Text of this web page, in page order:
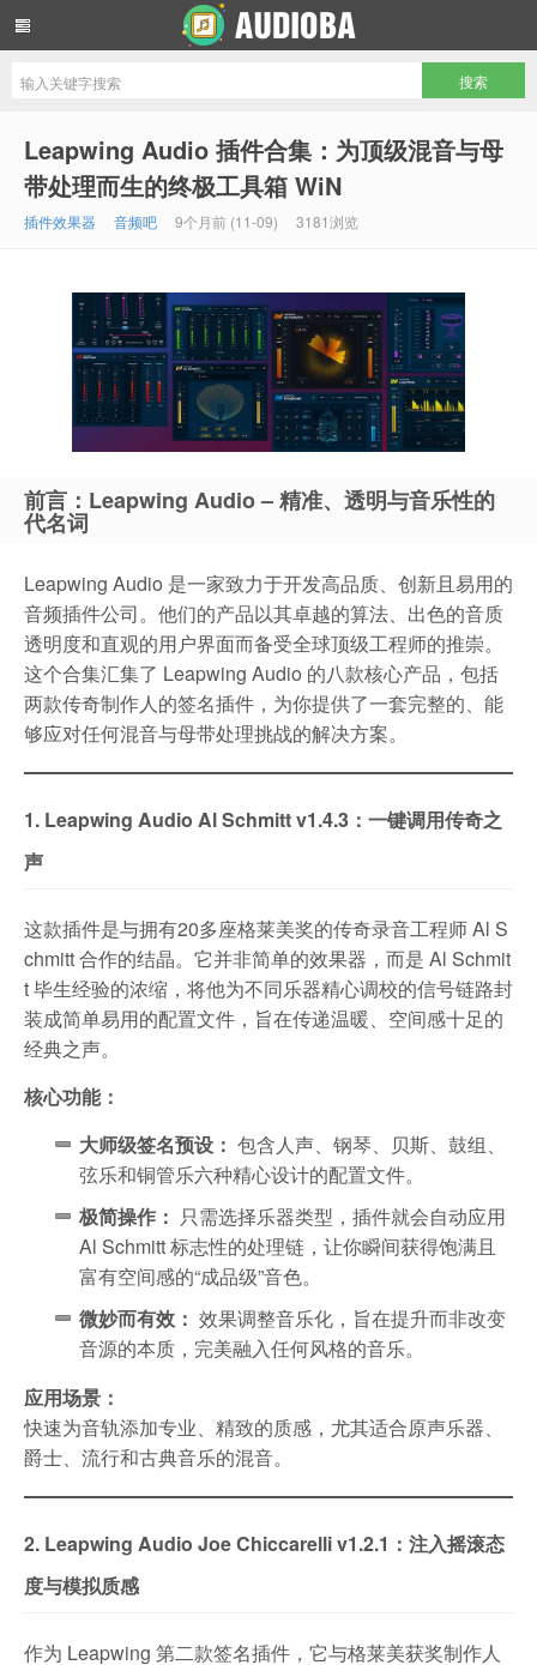
Leapwing Audio 插件合集：为顶级混音与母
带处理而生的终极工具箱 WiN
插件效果器 音频吧 9个月前 (11-09) 3181浏览
前言：Leapwing Audio – 精准、透明与音乐性的
代名词
Leapwing Audio 是一家致力于开发高品质、创新且易用的
音频插件公司。他们的产品以其卓越的算法、出色的音质
透明度和直观的用户界面而备受全球顶级工程师的推崇。
这个合集汇集了 Leapwing Audio 的八款核心产品，包括
两款传奇制作人的签名插件，为你提供了一套完整的、能
够应对任何混音与母带处理挑战的解决方案。
1. Leapwing Audio Al Schmitt v1.4.3：一键调用传奇之
声
这款插件是与拥有20多座格莱美奖的传奇录音工程师 Al S
chmitt 合作的结晶。它并非简单的效果器，而是 Al Schmit
t 毕生经验的浓缩，将他为不同乐器精心调校的信号链路封
装成简单易用的配置文件，旨在传递温暖、空间感十足的
经典之声。
核心功能：
大师级签名预设： 包含人声、钢琴、贝斯、鼓组、
弦乐和铜管乐六种精心设计的配置文件。
极简操作： 只需选择乐器类型，插件就会自动应用
Al Schmitt 标志性的处理链，让你瞬间获得饱满且
富有空间感的“成品级”音色。
微妙而有效： 效果调整音乐化，旨在提升而非改变
音源的本质，完美融入任何风格的音乐。
应用场景：
快速为音轨添加专业、精致的质感，尤其适合原声乐器、
爵士、流行和古典音乐的混音。
2. Leapwing Audio Joe Chiccarelli v1.2.1：注入摇滚态
度与模拟质感
作为 Leapwing 第二款签名插件，它与格莱美获奖制作人